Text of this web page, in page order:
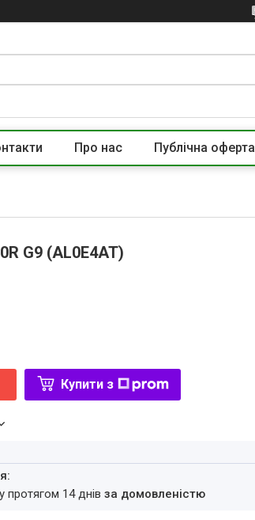
Про нас Публічна оферта
G9 (AL0E4AT)
Купити з
протягом 14 днівза домовленістю